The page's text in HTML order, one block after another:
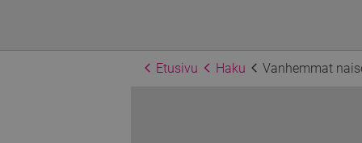
Etusivu Haku Vanhemmat